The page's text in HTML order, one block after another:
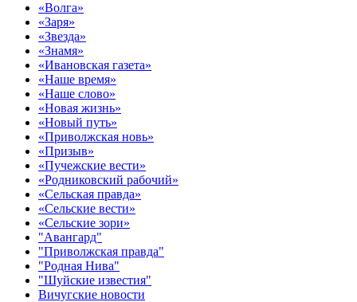
«Волга»
«Заря»
«Звезда»
«Знамя»
«Ивановская газета»
«Наше время»
«Наше слово»
«Новая жизнь»
«Новый путь»
«Приволжская новь»
«Призыв»
«Пучежские вести»
«Родниковский рабочий»
«Сельская правда»
«Сельские вести»
«Сельские зори»
"Авангард"
"Приволжская правда"
"Родная Нива"
"Шуйские известия"
Вичугские новости